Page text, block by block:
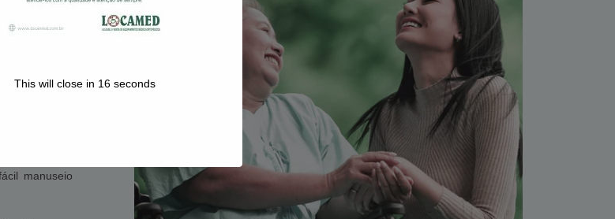
mineiro,
de
Muletas,
Poltrona
hospitalares
manuseio
This will close in 15seconds